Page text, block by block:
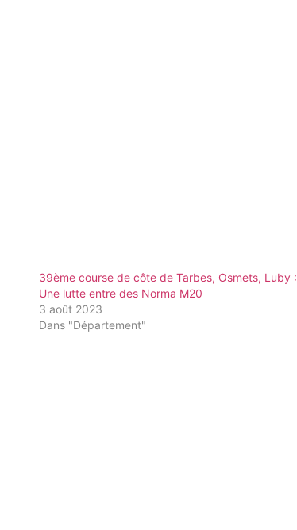
39ème course de côte de Tarbes, Osmets, Luby :
Une lutte entre des Norma M20
3 août 2023
Dans "Département"